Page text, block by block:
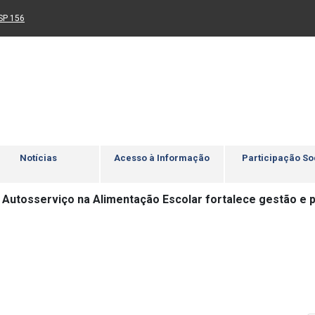
Ir para rodapé
para um novo sítio)
156
Notícias Acesso à Informação Participação
Autosserviço na Alimentação Escolar fortalece gestão e